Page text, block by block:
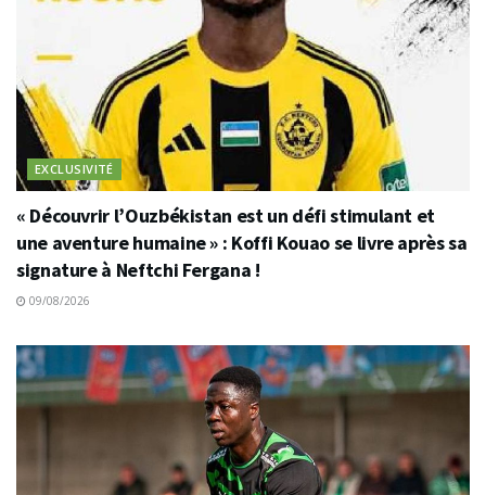
EXCLUSIVITÉ
« Découvrir l’Ouzbékistan est un défi stimulant et
une aventure humaine » : Koffi Kouao se livre après sa
signature à Neftchi Fergana !
09/08/2026